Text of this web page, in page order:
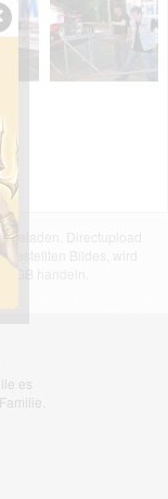
Directupload
Bildes, wird
handeln.
es